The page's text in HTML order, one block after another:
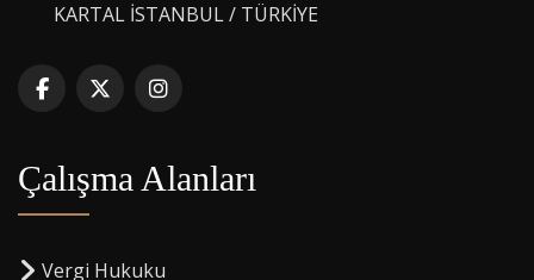
KARTAL İSTANBUL / TÜRKİYE
Çalışma Alanları
Vergi Hukuku